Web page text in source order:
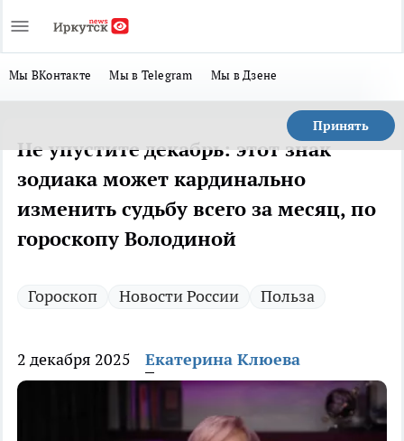
Мы ВКонтакте Мы в Telegram Мы в Дзене
Принять
Не упустите декабрь: этот знак
зодиака может кардинально
изменить судьбу всего за месяц, по
гороскопу Володиной
Гороскоп Новости России Польза
2 декабря 2025 Екатерина Клюева